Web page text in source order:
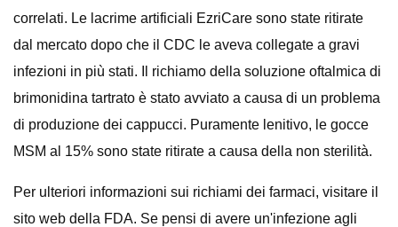
correlati. Le lacrime artificiali EzriCare sono state ritirate
dal mercato dopo che il CDC le aveva collegate a gravi
infezioni in più stati. Il richiamo della soluzione oftalmica di
brimonidina tartrato è stato avviato a causa di un problema
di produzione dei cappucci. Puramente lenitivo, le gocce
MSM al 15% sono state ritirate a causa della non sterilità.
Per ulteriori informazioni sui richiami dei farmaci, visitare il
sito web della FDA. Se pensi di avere un'infezione agli